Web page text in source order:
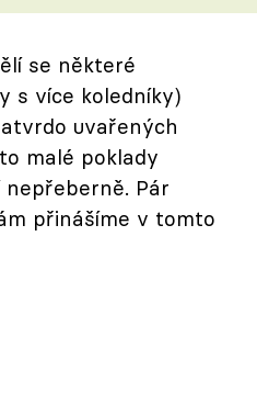
se některé
s více koledníky)
uvařených
malé poklady
Pár
přinášíme v tomto